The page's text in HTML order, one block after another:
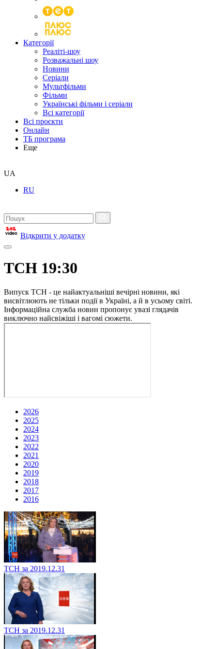
Категорії
Реаліті-шоу
Розважальні шоу
Новини
Серіали
Мультфільми
Фільми
Українські фільми і серіали
Всі категорії
Всі проєкти
Онлайн
ТБ програма
Еще
UA
RU
Відкрити у додатку
ТСН 19:30
Випуск ТСН - це найактуальніші вечірні новини, які
висвітлюють не тільки події в Україні, а й в усьому світі.
Інформаційна служба новин пропонує увазі глядачів
виключно найсвіжіші і вагомі сюжети.
2026
2025
2024
2023
2022
2021
2020
2019
2018
2017
2016
ТСН за 2019.12.31
ТСН за 2019.12.31